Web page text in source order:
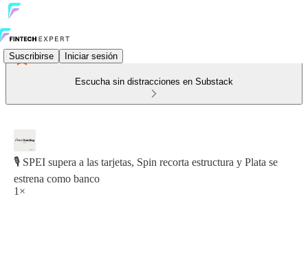
Suscribirse Iniciar sesión
Escucha sin distracciones en Substack
🎙️ SPEI supera a las tarjetas, Spin recorta estructura y Plata se
estrena como banco
1×